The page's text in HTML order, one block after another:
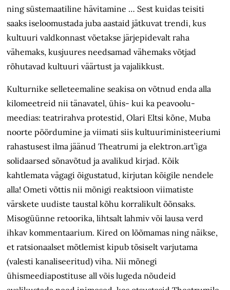
ning süstemaatiline hävitamine … Sest kuidas teisiti
saaks iseloomustada juba aastaid jätkuvat trendi, kus
kultuuri valdkonnast võetakse järjepidevalt raha
vähemaks, kusjuures needsamad vähemaks võtjad
rõhutavad kultuuri väärtust ja vajalikkust.
Kulturnike selleteemaline seakisa on võtnud enda alla
kilomeetreid nii tänavatel, ühis- kui ka peavoolu­
meedias: teatrirahva protestid, Olari Eltsi kõne, Muba
noorte pöördumine ja viimati siis kultuuriministeeriumi
rahastusest ilma jäänud Theatrumi ja elektron.art’iga
solidaarsed sõna­võtud ja avalikud kirjad. Kõik
kahtlemata vägagi õigustatud, kirjutan kõigile nendele
alla! Ometi võttis nii mõnigi reaktsioon viimatiste
värskete uudiste taustal kõhu korralikult õõnsaks.
Misogüünne retoorika, lihtsalt lahmiv või lausa verd
ihkav kommentaarium. Kired on lõõmamas ning näikse,
et ratsionaalset mõtlemist kipub tõsiselt varjutama
(valesti kanaliseeritud) viha. Nii mõnegi
ühismeediapostituse all võis lugeda nõudeid